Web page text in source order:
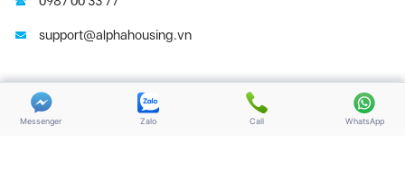
Messenger Zalo Call WhatsApp
support@alphahousing.vn
Copyright 2025 | Alphahousing.vn. All Rights
Reserved
Điều khoản sử